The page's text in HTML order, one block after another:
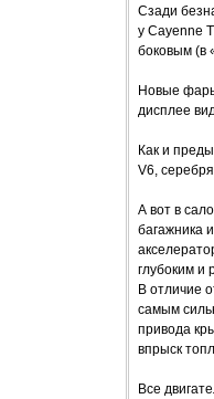
Сзади
у Cayenne
боковым (в
Новые
дисплее
Как и
V6,
А вот в
багажника
глубоким и
В отличие
самым
привода
впрыск
Все